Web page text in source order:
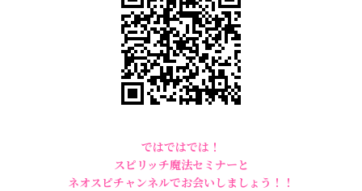
ではではでは！
スピリッチ魔法セミナーと
ネオスピチャンネルでお会いしましょう！！